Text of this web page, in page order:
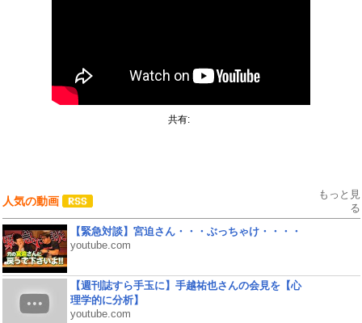
共有:
人気の動画
もっと見
る
【緊急対談】宮迫さん・・・ぶっちゃけ・・・・
youtube.com
【週刊誌すら手玉に】手越祐也さんの会見を【心
理学的に分析】
youtube.com